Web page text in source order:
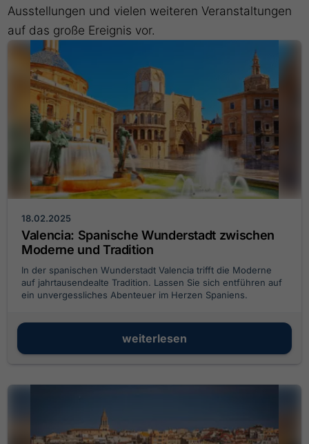
Ausstellungen und vielen weiteren Veranstaltungen
auf das große Ereignis vor.
18.02.2025
Valencia: Spanische Wunderstadt zwischen
Moderne und Tradition
In der spanischen Wunderstadt Valencia trifft die Moderne
auf jahrtausendealte Tradition. Lassen Sie sich entführen auf
ein unvergessliches Abenteuer im Herzen Spaniens.
weiterlesen